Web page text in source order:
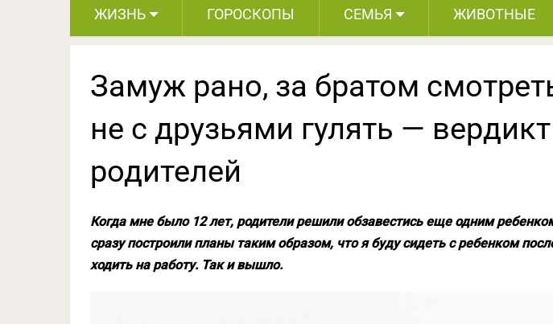
ЖИЗНЬ ГОРОСКОПЫ СЕМЬЯ ЖИВОТНЫЕ
Замуж рано, за братом
не с друзьями гулять —
родителей
Когда мне было 12 лет, родители решили обзавестись еще одним
сразу построили планы таким образом, что я буду сидеть с ребенком
ходить на работу. Так и вышло.